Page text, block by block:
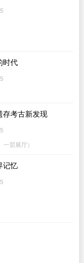
5
时代
5
存考古新发现
5
层展厅）
记忆
5